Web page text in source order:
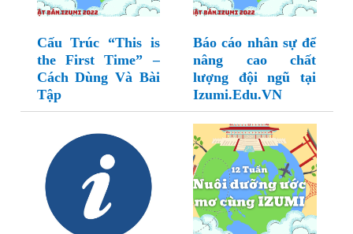
Cấu Trúc “This is
the First Time” –
Cách Dùng Và Bài
Tập
Báo cáo nhân sự để
nâng cao chất
lượng đội ngũ tại
Izumi.Edu.VN